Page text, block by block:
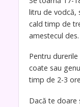
litru de vodcă,
cald timp de
amestecul des.
Pentru
coate sau
timp de 2-3
Dacă te doare